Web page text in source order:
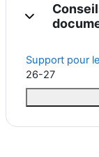
Colapsar
Support pour
26-27